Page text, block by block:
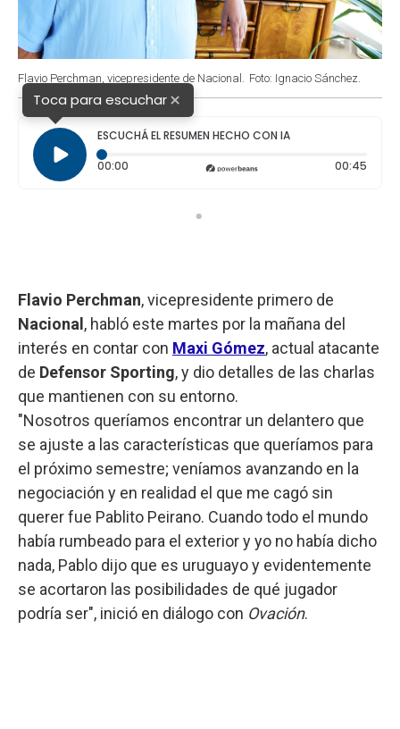
Flavio Perchman, vicepresidente de Nacional. Foto: Ignacio Sánchez.
Toca para escuchar×
ESCUCHÁ EL RESUMEN HECHO CON IA
00:00 Tiempo transcurrido: 0 segundos 00:45
Flavio Perchman, vicepresidente primero de
Nacional , habló este martes por la mañana del
interés en contar con Maxi Gómez, actual atacante
de Defensor Sporting, y dio detalles de las charlas
que mantienen con su entorno.
"Nosotros queríamos encontrar un delantero que
se ajuste a las características que queríamos para
el próximo semestre; veníamos avanzando en la
negociación y en realidad el que me cagó sin
querer fue Pablito Peirano. Cuando todo el mundo
había rumbeado para el exterior y yo no había dicho
nada, Pablo dijo que es uruguayo y evidentemente
se acortaron las posibilidades de qué jugador
podría ser", inició en diálogo con Ovación.